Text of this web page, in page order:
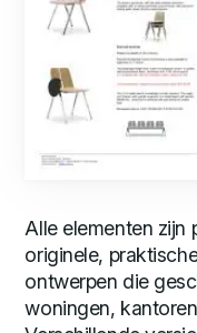
Alle elementen zijn
originele,
ontwerpen die
woningen,